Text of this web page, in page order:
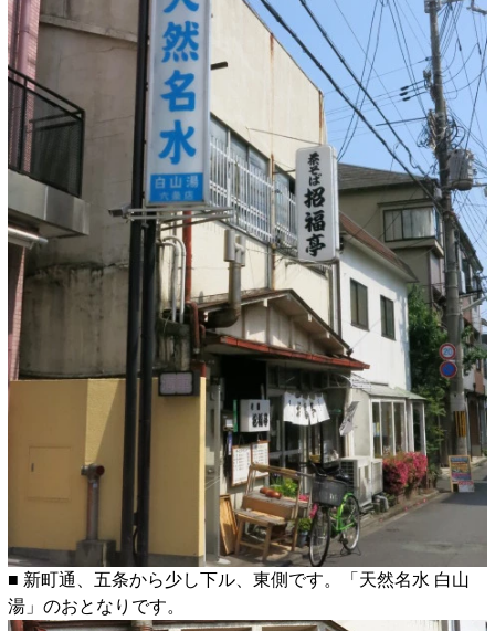
■ 新町通、五条から少し下ル、東側です。「天然名水 白山
湯」のおとなりです。